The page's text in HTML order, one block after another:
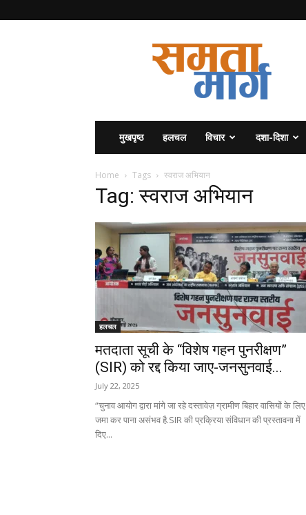
मुखपृष्ठ हलचल विचार दशा-दिशा
Home Tags स्वराज अभियान
Tag: स्वराज अभियान
हलचल
मतदाता सूची के “विशेष गहन पुनरीक्षण”
(SIR) को रद्द किया जाए-जनसुनवाई...
July 22, 2025
“चुनाव आयोग द्वारा मांगे जा रहे दस्तावेज़ ग्रामीण बिहार वासियों के लिए
जमा कर पाना असंभव है.SIR की प्रक्रिया संविधान की प्रस्तावना में
दिए...